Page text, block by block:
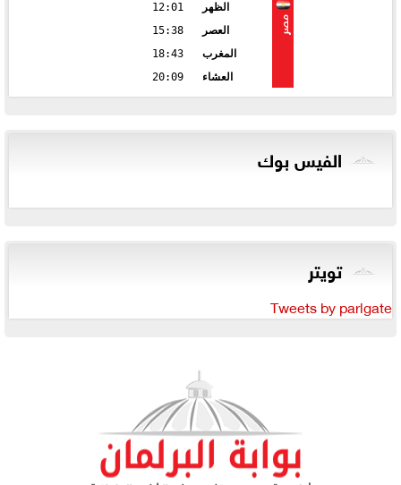
مصر
الظهر
12:01
العصر
15:38
المغرب
18:43
العشاء
20:09
الفيس بوك
تويتر
Tweets by parlgate